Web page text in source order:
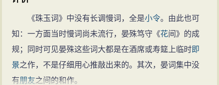
试我。”他的真诚与才华更受到真宗的
赞赏 ，授其秘书省
正事，留秘阁
读书 深造。他 学习 勤奋 ，交友持重，深得
直使馆陈彭年的器重。三年，召试中书，任太常寺奉礼
郎。
宦海沉浮
《珠玉词》中没有长调慢词，全是小令。由此也可
知：一方面当时慢词尚未流行，晏殊笃守《花间》的成
规；同时可见晏殊这些词大都是在酒席或寿筵上临时即
景之作，不是仔细用心推敲出来的。其次，晏词集中没
有朋友之间的和作。